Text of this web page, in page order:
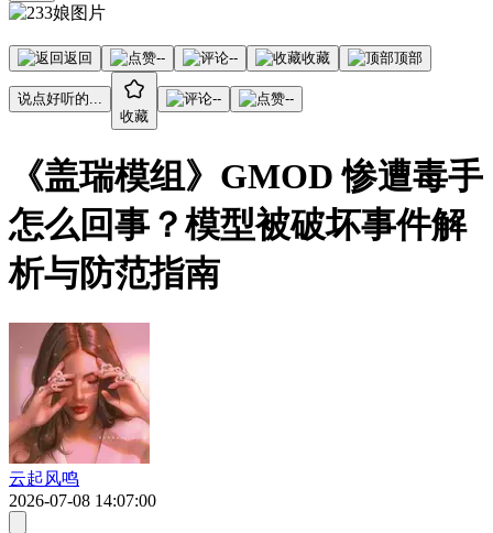
返回 -- -- 收藏 顶部
说点好听的...
收藏
-- --
《盖瑞模组》GMOD 惨遭毒手
怎么回事？模型被破坏事件解
析与防范指南
云起风鸣
2026-07-08 14:07:00